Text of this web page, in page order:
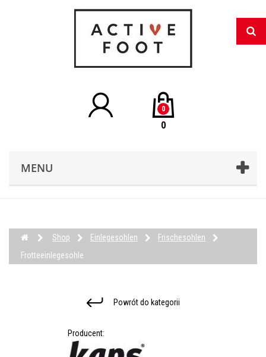
MENU
0
0
Shop Einlegesohlen
Frischesohlen
Frotteeinlegesohle
Powrót do kategorii
Producent: